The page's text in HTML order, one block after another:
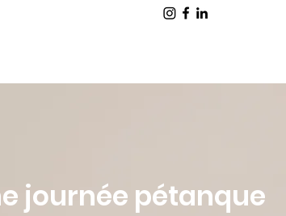
journée pétanque